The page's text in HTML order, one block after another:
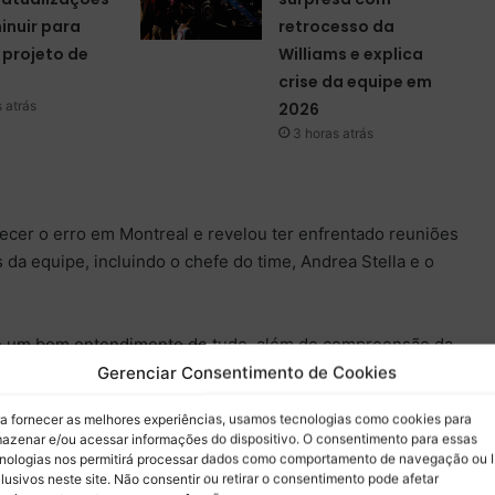
Gerenciar Consentimento de Cookies
fornecer as melhores experiências, usamos tecnologias como cookies para
e/ou acessar informações do dispositivo. O consentimento para essas
nos permitirá processar dados como comportamento de navegação ou
neste site. Não consentir ou retirar o consentimento pode afetar
para
de
atrás
retrocesso da
Williams e explica
crise da equipe em
2026
3 horas atrás
o erro em Montreal e revelou ter enfrentado reuniões
equipe, incluindo o chefe do time, Andrea Stella e o
um bom entendimento de tudo, além de compreensão da
a equipe. Deixei claro desde o momento que julguei
é claro, não foi a conversa mais feliz, mas foi uma
com clareza”, comentou o britânico.
mas de como atuamos como equipe. Todos nós